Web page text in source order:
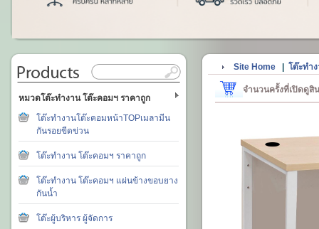
หมวดโต๊ะทำงาน โต๊ะคอมฯ ราคาถูก
โต๊ะทำงานโต๊ะคอมหน้าTOPเมลามีน
กันรอยขีดข่วน
โต๊ะทำงาน โต๊ะคอมฯ ราคาถูก
โต๊ะทำงาน โต๊ะคอมฯ แผ่นข้างขอบยาง
กันน้ำ
โต๊ะผู้บริหาร ผู้จัดการ
Site Home โต๊ะทำ
จำนวนครั้งที่เปิดดูสิ